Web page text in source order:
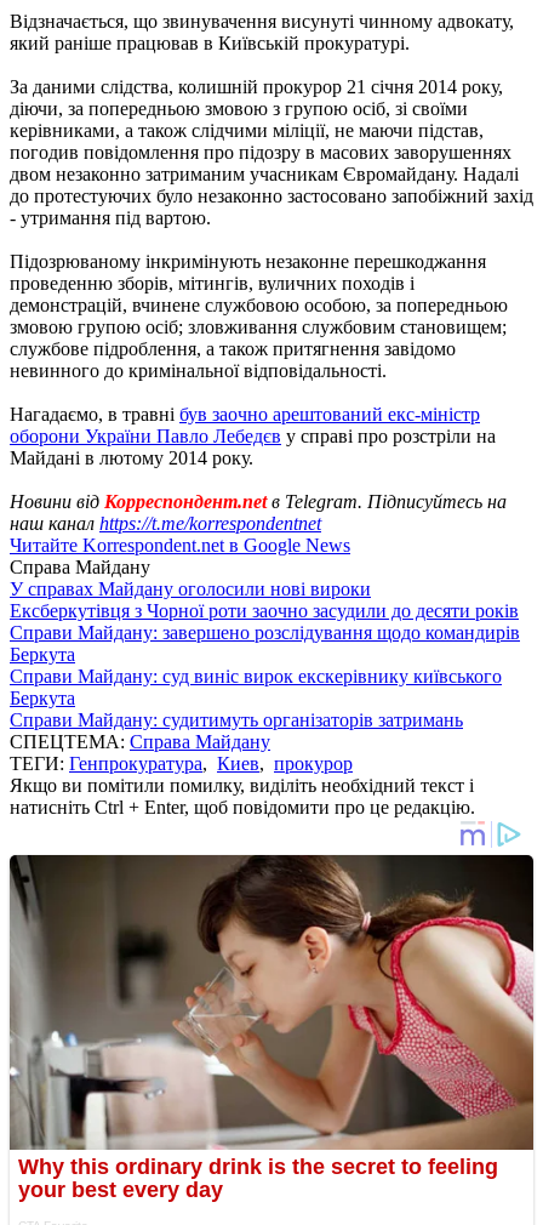
Відзначається, що звинувачення висунуті чинному адвокату,
який раніше працював в Київській прокуратурі.
За даними слідства, колишній прокурор 21 січня 2014 року,
діючи, за попередньою змовою з групою осіб, зі своїми
керівниками, а також слідчими міліції, не маючи підстав,
погодив повідомлення про підозру в масових заворушеннях
двом незаконно затриманим учасникам Євромайдану. Надалі
до протестуючих було незаконно застосовано запобіжний захід
- утримання під вартою.
Підозрюваному інкримінують незаконне перешкоджання
проведенню зборів, мітингів, вуличних походів і
демонстрацій, вчинене службовою особою, за попередньою
змовою групою осіб; зловживання службовим становищем;
службове підроблення, а також притягнення завідомо
невинного до кримінальної відповідальності.
Нагадаємо, в травні був заочно арештований екс-міністр
оборони України Павло Лебедєв у справі про розстріли на
Майдані в лютому 2014 року.
Новини від Корреспондент.netв Telegram. Підписуйтесь на
наш канал https://t.me/korrespondentnet
Читайте Korrespondent.net в Google News
Справа Майдану
У справах Майдану оголосили нові вироки
Ексберкутівця з Чорної роти заочно засудили до десяти років
Справи Майдану: завершено розслідування щодо командирів
Беркута
Справи Майдану: суд виніс вирок екскерівнику київського
Беркута
Справи Майдану: судитимуть організаторів затримань
СПЕЦТЕМА: Справа Майдану
ТЕГИ: Генпрокуратура, Киев, прокурор
Якщо ви помітили помилку, виділіть необхідний текст і
натисніть Ctrl + Enter, щоб повідомити про це редакцію.